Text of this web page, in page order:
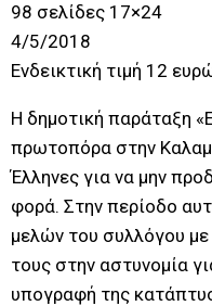
98 σελίδες 17×24
4/5/2018
Ενδεικτική τιμή 12
Η δημοτική παράταξη
πρωτοπόρα στην
Έλληνες για να μην
φορά. Στην περίοδο
μελών του συλλόγου
τους στην αστυνομία
υπογραφή της